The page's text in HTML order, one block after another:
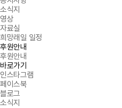
소식지
영상
자료실
희망래일 일정
후원안내
후원안내
바로가기
인스타그램
페이스북
블로그
소식지